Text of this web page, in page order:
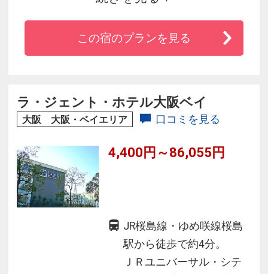
■ＪＲ京都駅から直通２駅９分
■全室インターネット、高速ＬＡＮ回線無料
■人気の朝食バイキングこの宿のプランを見る
ラ・ジェント・ホテル大阪ベイ
大阪 大阪・ベイエリア 口コミを見る
4,400円～86,055円
JR桜島線・ゆめ咲線桜島
駅から徒歩で約4分。
ＪＲユニバーサル・シテ